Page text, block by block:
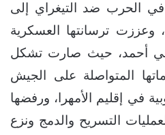
الحرب ضد التيغراي إلى
وعززت ترسانتها العسكرية
آبي أحمد، حيث صارت تشكل
المتواصلة على الجيش
في إقليم الأمهرا، ورفضها
التسريح والدمج ونزع